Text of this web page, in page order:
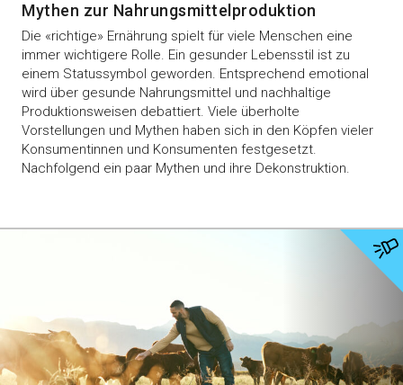
Mythen zur Nahrungsmittelproduktion
Die «richtige» Ernährung spielt für viele Menschen eine
immer wichtigere Rolle. Ein gesunder Lebensstil ist zu
einem Statussymbol geworden. Entsprechend emotional
wird über gesunde Nahrungsmittel und nachhaltige
Produktionsweisen debattiert. Viele überholte
Vorstellungen und Mythen haben sich in den Köpfen vieler
Konsumentinnen und Konsumenten festgesetzt.
Nachfolgend ein paar Mythen und ihre Dekonstruktion.